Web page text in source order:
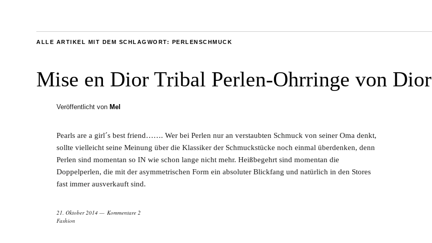
ALLE ARTIKEL MIT DEM SCHLAGWORT: PERLENSCHMUCK
Mise en Dior Tribal Perlen-Ohrringe von Dior
Veröffentlicht von Mel
Pearls are a girl´s best friend……. Wer bei Perlen nur an verstaubten Schmuck von seiner Oma denkt,
sollte vielleicht seine Meinung über die Klassiker der Schmuckstücke noch einmal überdenken, denn
Perlen sind momentan so IN wie schon lange nicht mehr. Heißbegehrt sind momentan die
Doppelperlen, die mit der asymmetrischen Form ein absoluter Blickfang und natürlich in den Stores
fast immer ausverkauft sind.
21. Oktober 2014
Kommentare 2
Fashion